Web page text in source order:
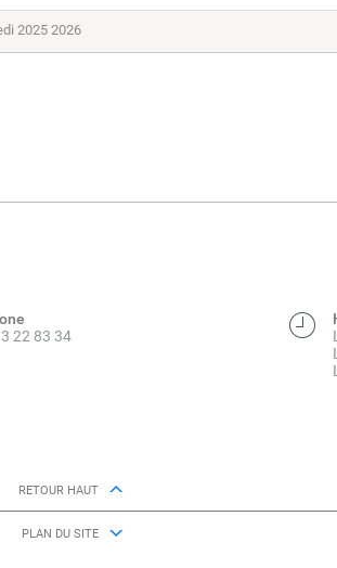
2025 2026
22 83 34
RETOUR HAUT
PLAN DU SITE